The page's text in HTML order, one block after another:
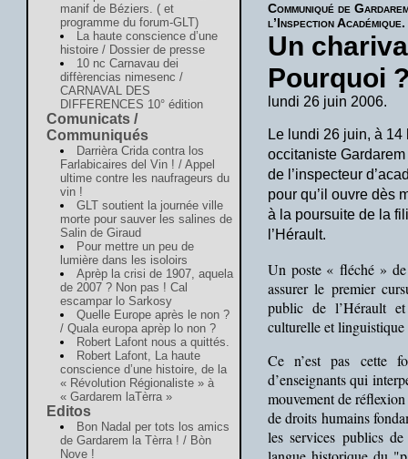
manif de Béziers. ( et
programme du forum-GLT)
La haute conscience d’une
histoire / Dossier de presse
10 nc Carnavau dei
diffèrencias nimesenc /
CARNAVAL DES
DIFFERENCES 10° édition
Comunicats /
Communiqués
Darrièra Crida contra los
Farlabicaires del Vin ! / Appel
ultime contre les naufrageurs du
vin !
GLT soutient la journée ville
morte pour sauver les salines de
Salin de Giraud
Pour mettre un peu de
lumière dans les isoloirs
Aprèp la crisi de 1907, aquela
de 2007 ? Non pas ! Cal
escampar lo Sarkosy
Quelle Europe après le non ?
/ Quala europa aprèp lo non ?
Robert Lafont nous a quittés.
Robert Lafont, La haute
conscience d’une histoire, de la
« Révolution Régionaliste » à
« Gardarem laTèrra »
Editos
Bon Nadal per tots los amics
de Gardarem la Tèrra ! / Bòn
Nove !
Communiqué de
l’Inspection Académique.
Un
Pourquoi
lundi 26 juin 2006.
Le lundi 26 juin, à
occitaniste
de l’inspecteur
pour qu’il ouvre dès
à la poursuite de la
l’Hérault.
Un poste « fléché »
assurer le premier
public de l’Hérault
culturelle et linguistique
Ce n’est pas cette
d’enseignants qui
mouvement de
de droits humains
les services publics